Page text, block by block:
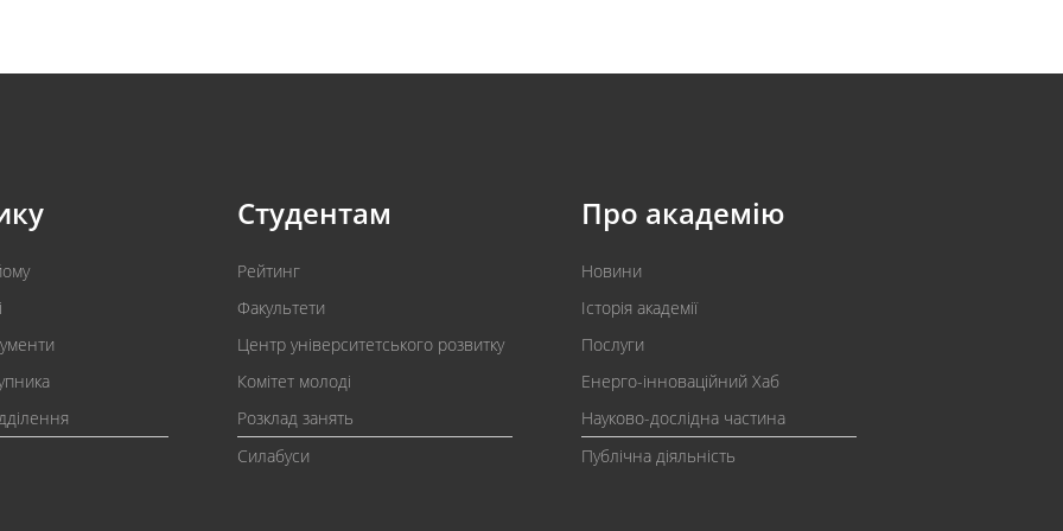
Студентам
Рейтинг
Факультети
Центр університетського розвитку
Комітет молоді
Розклад занять
Силабуси
Про академію
Новини
Історія академії
Послуги
Енерго-інноваційний Хаб
Науково-дослідна частина
Публічна діяльність